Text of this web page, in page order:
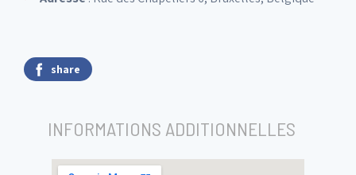
share
INFORMATIONS ADDITIONNELLES